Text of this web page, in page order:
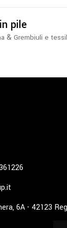
scelte
pile
& Grembiuli e
6A - 42123